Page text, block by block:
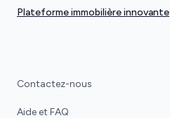
Plateforme immobilière innovante
Contactez-nous
Aide et FAQ